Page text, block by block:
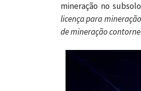
mineração no
licença para
de mineração